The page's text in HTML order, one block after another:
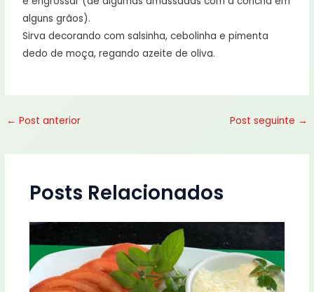
alguns grãos).
Sirva decorando com salsinha, cebolinha e pimenta
dedo de moça, regando azeite de oliva.
← Post anterior Post seguinte →
Posts Relacionados